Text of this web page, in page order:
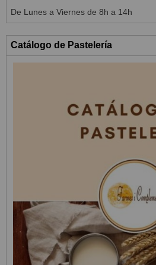
De Lunes a Viernes de 8h a 14h
Catálogo de Pastelería